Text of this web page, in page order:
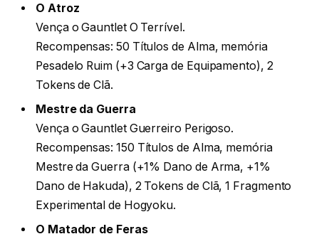
O Atroz
Vença o Gauntlet O Terrível.
Recompensas: 50 Títulos de Alma, memória
Pesadelo Ruim (+3 Carga de Equipamento), 2
Tokens de Clã.
Mestre da Guerra
Vença o Gauntlet Guerreiro Perigoso.
Recompensas: 150 Títulos de Alma, memória
Mestre da Guerra (+1% Dano de Arma, +1%
Dano de Hakuda), 2 Tokens de Clã, 1 Fragmento
Experimental de Hogyoku.
O Matador de Feras